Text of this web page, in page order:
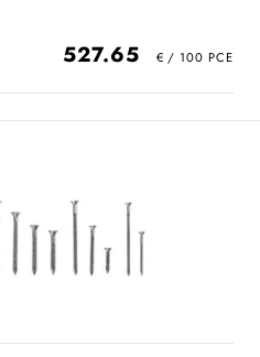
527.65